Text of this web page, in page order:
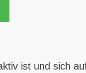
ist und sich